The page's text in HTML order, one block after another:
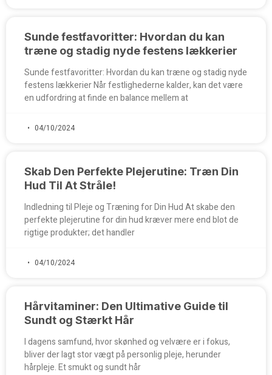
Sunde festfavoritter: Hvordan du kan
træne og stadig nyde festens lækkerier
Sunde festfavoritter: Hvordan du kan træne og stadig nyde
festens lækkerier Når festlighederne kalder, kan det være
en udfordring at finde en balance mellem at
04/10/2024
Skab Den Perfekte Plejerutine: Træn Din
Hud Til At Stråle!
Indledning til Pleje og Træning for Din Hud At skabe den
perfekte plejerutine for din hud kræver mere end blot de
rigtige produkter; det handler
04/10/2024
Hårvitaminer: Den Ultimative Guide til
Sundt og Stærkt Hår
I dagens samfund, hvor skønhed og velvære er i fokus,
bliver der lagt stor vægt på personlig pleje, herunder
hårpleje. Et smukt og sundt hår